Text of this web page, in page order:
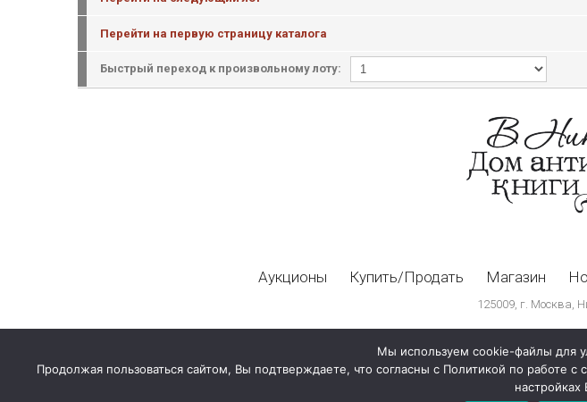
Перейти на первую страницу каталога
Быстрый переход к произвольному лоту:
Аукционы Купить/Продать Магазин
125009, г. Москва,
Мы используем cookie-файлы для
Продолжая пользоваться сайтом, Вы подтверждаете, что согласны с Политикой по
настройках